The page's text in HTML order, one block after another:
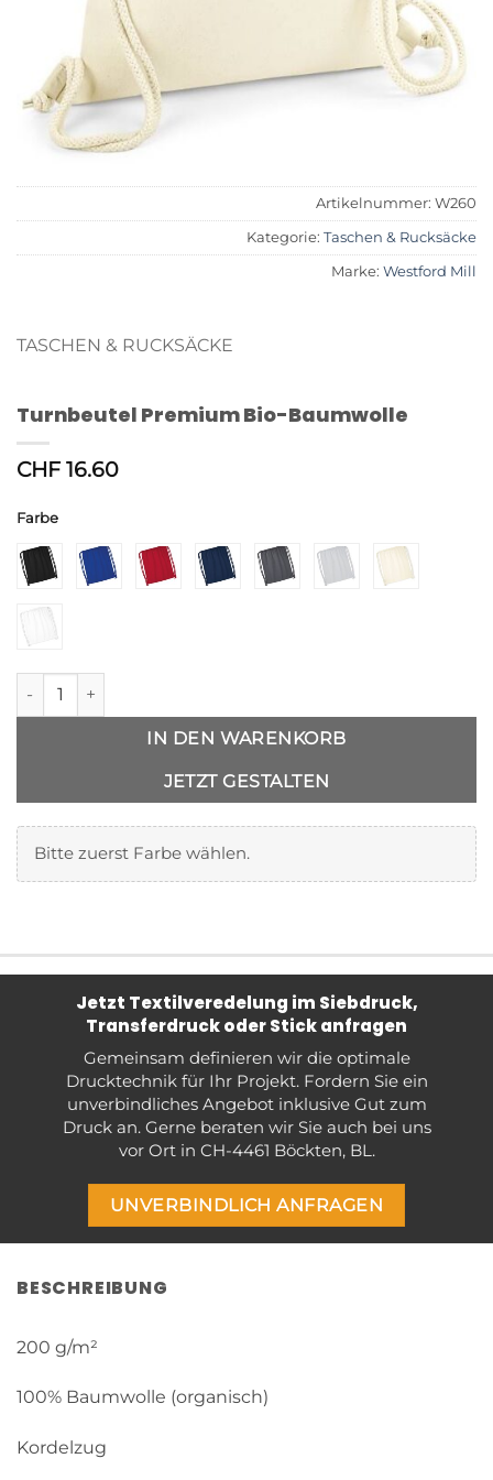
Artikelnummer: W260
Kategorie: Taschen & Rucksäcke
Marke: Westford Mill
TASCHEN & RUCKSÄCKE
Turnbeutel Premium Bio-Baumwolle
CHF 16.60
Farbe
Turnbeutel Premium Bio-Baumwolle Menge
IN DEN WARENKORB
JETZT GESTALTEN
Alternative:
Bitte zuerst Farbe wählen.
Jetzt Textilveredelung im Siebdruck,
Transferdruck oder Stick anfragen
Gemeinsam definieren wir die optimale
Drucktechnik für Ihr Projekt. Fordern Sie ein
unverbindliches Angebot inklusive Gut zum
Druck an. Gerne beraten wir Sie auch bei uns
vor Ort in CH-4461 Böckten, BL.
UNVERBINDLICH ANFRAGEN
BESCHREIBUNG
200 g/m²
100% Baumwolle (organisch)
Kordelzug